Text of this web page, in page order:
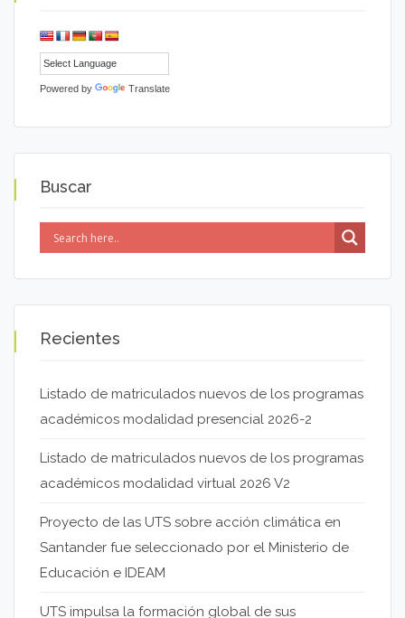
Powered by Translate
Buscar
Recientes
Listado de matriculados nuevos de los programas
académicos modalidad presencial 2026-2
Listado de matriculados nuevos de los programas
académicos modalidad virtual 2026 V2
Proyecto de las UTS sobre acción climática en
Santander fue seleccionado por el Ministerio de
Educación e IDEAM
UTS impulsa la formación global de sus